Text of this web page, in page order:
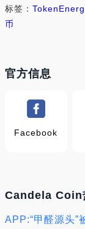
标签： Token
币
官方信息
Facebook
Candela Coin
APP:“甲醛源头”